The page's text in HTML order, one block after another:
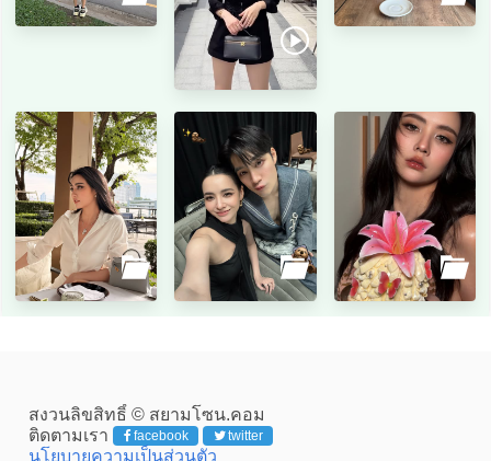
สงวนลิขสิทธิ์ © สยามโซน.คอม
ติดตามเรา
facebook twitter
นโยบายความเป็นส่วนตัว